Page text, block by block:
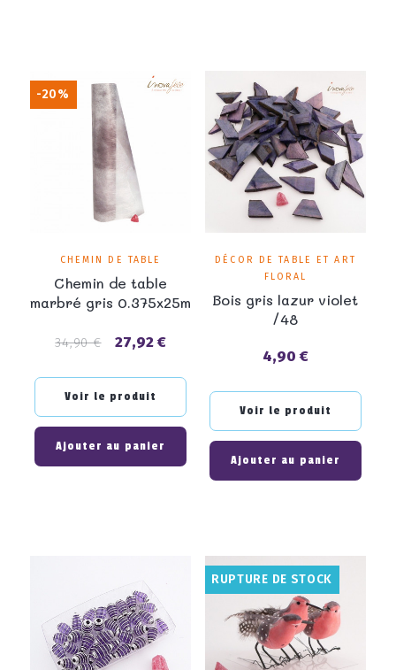
CHEMIN DE TABLE
Chemin de table
marbré gris 0.375x25m
Prix
34,90 €
Prix 27,92 €
Voir le produit
Ajouter au panier
-20%
DÉCOR DE TABLE ET ART
FLORAL
Bois gris lazur violet
/48
Prix
4,90 €
Voir le produit
Ajouter au panier
RUPTURE DE STOCK